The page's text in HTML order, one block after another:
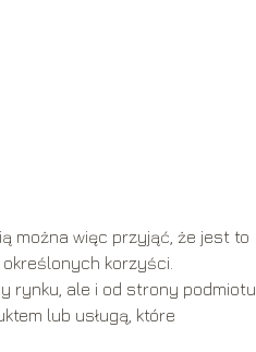
można więc przyjąć, że jest to
korzyści.
rynku, ale i od strony podmiotu
lub usługą, które